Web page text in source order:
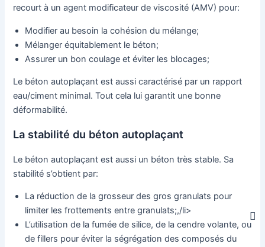
recourt à un agent modificateur de viscosité (AMV) pour:
Modifier au besoin la cohésion du mélange;
Mélanger équitablement le béton;
Assurer un bon coulage et éviter les blocages;
Le béton autoplaçant est aussi caractérisé par un rapport
eau/ciment minimal. Tout cela lui garantit une bonne
déformabilité.
La stabilité du béton autoplaçant
Le béton autoplaçant est aussi un béton très stable. Sa
stabilité s’obtient par:
La réduction de la grosseur des gros granulats pour
limiter les frottements entre granulats;,/li>
L’utilisation de la fumée de silice, de la cendre volante, ou
de fillers pour éviter la ségrégation des composés du